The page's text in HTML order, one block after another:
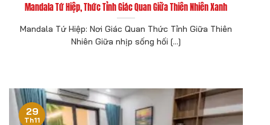
Mandala Tứ Hiệp, Thức Tỉnh Giác Quan Giữa Thiên Nhiên Xanh
Mandala Tứ Hiệp: Nơi Giác Quan Thức Tỉnh Giữa Thiên
Nhiên Giữa nhịp sống hối [...]
29
Th11